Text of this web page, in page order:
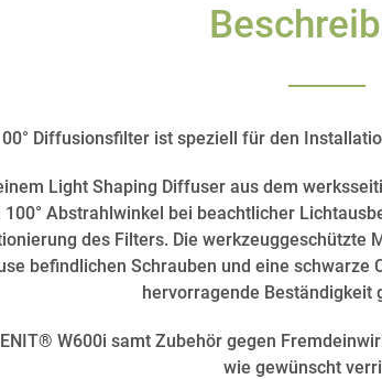
Diffusionsfilter ist speziell für den
Light Shaping Diffuser aus dem
100° Abstrahlwinkel bei beachtlicher
des Filters. Die
befindlichen Schrauben und eine schwarze
hervorragende Beständigkeit
W600i samt Zubehör gegen
wie gewünscht